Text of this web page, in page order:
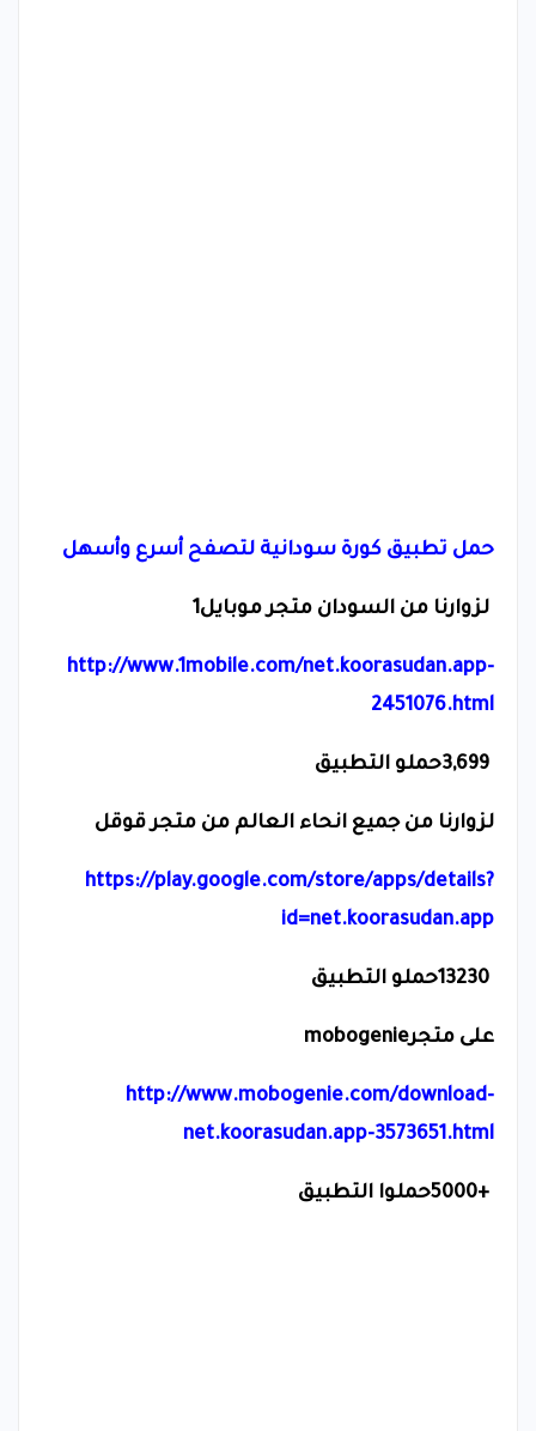
حمل تطبيق كورة سودانية لتصفح أسرع وأسهل
لزوارنا من السودان متجر موبايل1
http://www.1mobile.com/net.koorasudan.app-
2451076.html
3,699حملو التطبيق
لزوارنا من جميع انحاء العالم من متجر قوقل
https://play.google.com/store/apps/details?
id=net.koorasudan.app
13230حملو التطبيق
على متجرmobogenie
http://www.mobogenie.com/download-
net.koorasudan.app-3573651.html
5000+حملوا التطبيق